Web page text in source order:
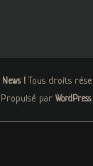
!. Tous droits
par WordPress.